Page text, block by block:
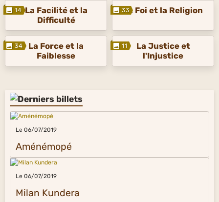
14 La Facilité et la
Difficulté
33
La Foi et la Religion
34
La Force et la
Faiblesse
11
La Justice et
l'Injustice
Le 06/07/2019
Aménémopé
Le 06/07/2019
Milan Kundera